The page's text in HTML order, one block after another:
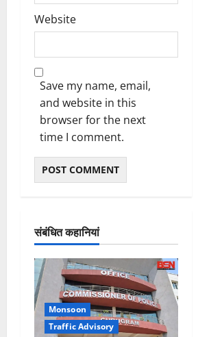
Website
Save my name, email,
and website in this
browser for the next
time I comment.
संबंधित कहानियां
Monsoon
Traffic Advisory